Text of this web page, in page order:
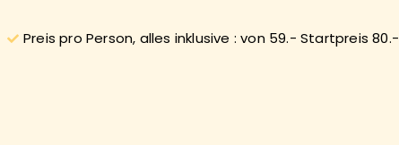
Preis pro Person, alles inklusive : von 59.- Startpreis 80.-